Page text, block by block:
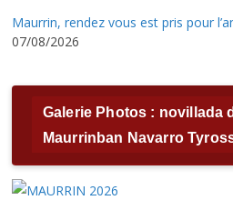
Maurrin, rendez vous est pris pour
07/08/2026
Galerie Photos : novillada
Maurrinban Navarro